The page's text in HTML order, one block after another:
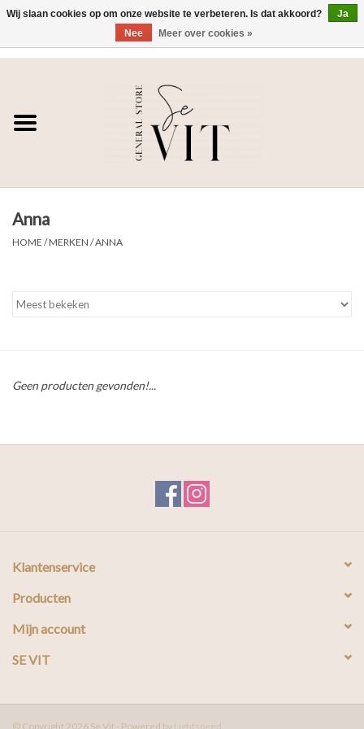
SE VIT
HEREN
SALE DAMES
Anna
HOME /MERKEN /ANNA
Geen producten gevonden!...
Klantenservice
Producten
Mijn account
SE VIT
© Copyright 2026 Se Vit - Powered by Lightspeed
Wij slaan cookies op om onze website te verbeteren. Is dat akkoord?
Ja
Nee
Meer over cookies »